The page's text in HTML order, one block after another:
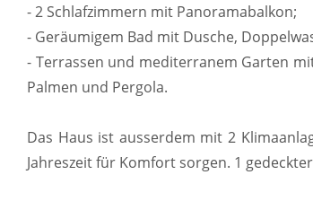
- 2 Schlafzimmern mit Panoramabalkon;
- Geräumigem Bad mit Dusche,
- Terrassen und mediterranem Garten
Palmen und Pergola.
Das Haus ist ausserdem mit 2
Jahreszeit für Komfort sorgen. 1